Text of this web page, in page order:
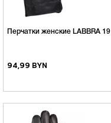
Перчатки женские LABBRA 19
94,99 BYN